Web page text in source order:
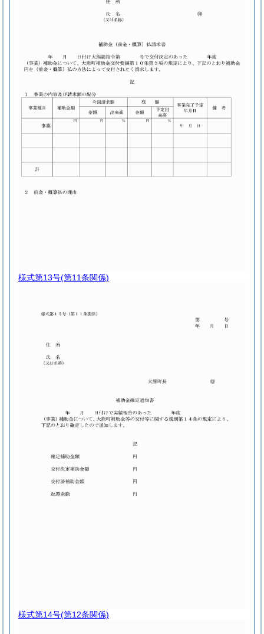
様式第13号(第11条関係)
様式第14号(第12条関係)